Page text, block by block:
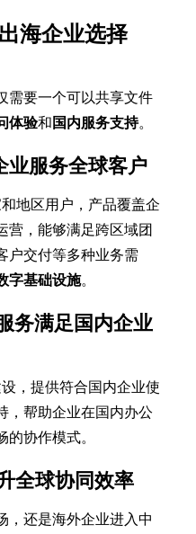
海企业选择
需要一个可以共享文件
体验和 国内服务支持。
业服务全球客户
地区用户，产品覆盖企
营，能够满足跨区域团
户交付等多种业务需
字基础设施。
务满足国内企业
，提供符合国内企业使
，帮助企业在国内办公
协作模式。
全球协同效率
，还是海外企业进入中